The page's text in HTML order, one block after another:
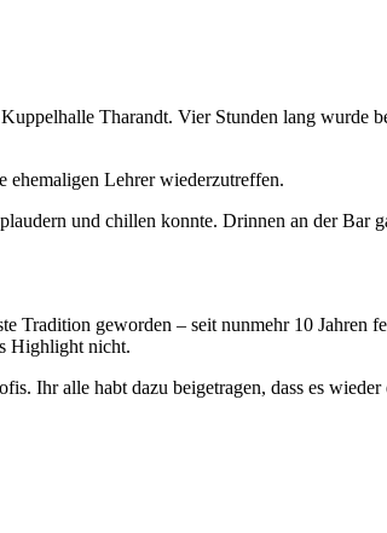
Tharandt. Vier Stunden lang wurde
ehemaligen Lehrer wiederzutreffen.
und chillen konnte. Drinnen an der Bar
Tradition geworden – seit nunmehr 10 Jahren
Highlight nicht.
Ihr alle habt dazu beigetragen, dass es wieder